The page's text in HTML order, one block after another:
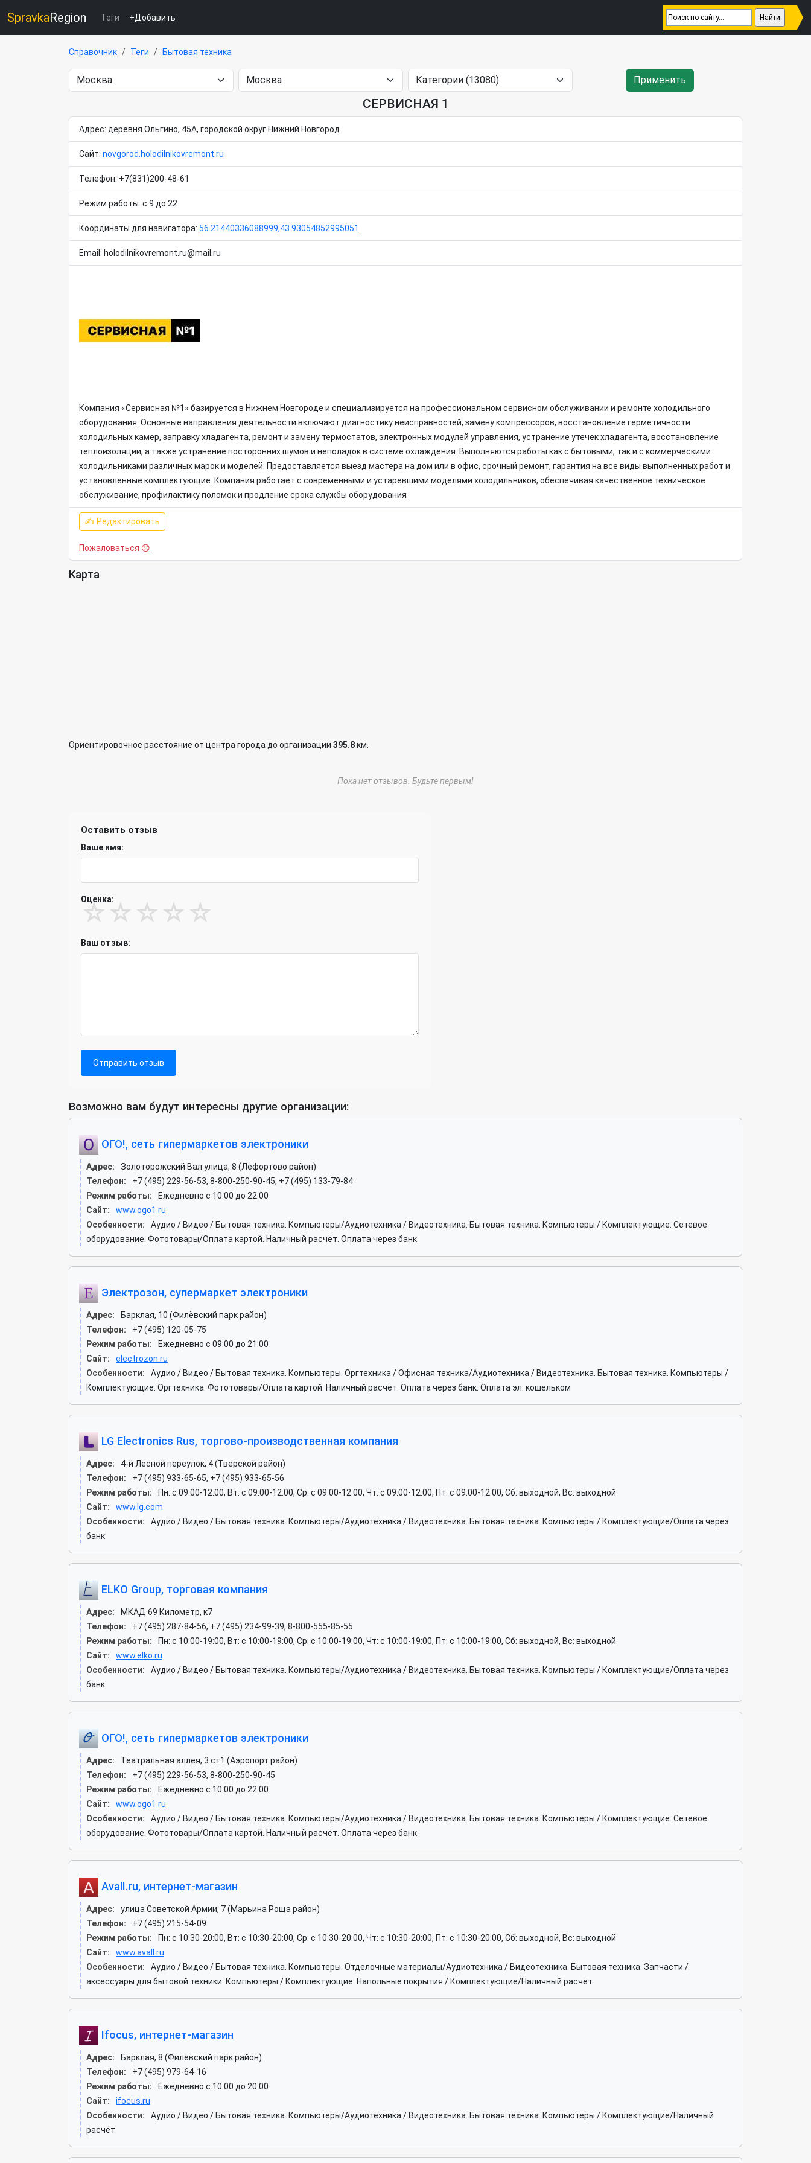
SpravkaRegion Теги +Добавить
Справочник Теги Бытовая техника
Применить
СЕРВИСНАЯ 1
Адрес: деревня Ольгино, 45А, городской округ Нижний Новгород
Сайт: novgorod.holodilnikovremont.ru
Телефон: +7(831)200-48-61
Режим работы: с 9 до 22
Координаты для навигатора: 56.21440336088999,43.93054852995051
Email: holodilnikovremont.ru@mail.ru
Компания «Сервисная №1» базируется в Нижнем Новгороде и специализируется на профессиональном сервисном обслуживании и ремонте холодильного
оборудования. Основные направления деятельности включают диагностику неисправностей, замену компрессоров, восстановление герметичности
холодильных камер, заправку хладагента, ремонт и замену термостатов, электронных модулей управления, устранение утечек хладагента, восстановление
теплоизоляции, а также устранение посторонних шумов и неполадок в системе охлаждения. Выполняются работы как с бытовыми, так и с коммерческими
холодильниками различных марок и моделей. Предоставляется выезд мастера на дом или в офис, срочный ремонт, гарантия на все виды выполненных работ и
установленные комплектующие. Компания работает с современными и устаревшими моделями холодильников, обеспечивая качественное техническое
обслуживание, профилактику поломок и продление срока службы оборудования
✍ Редактировать
Пожаловаться 😞
Карта
Ориентировочное расстояние от центра города до организации 395.8км.
Пока нет отзывов. Будьте первым!
Оставить отзыв
Ваше имя:
Оценка:
☆ ☆ ☆ ☆ ☆
Ваш отзыв:
Отправить отзыв
Возможно вам будут интересны другие организации:
ОГО!, сеть гипермаркетов электроники
Адрес:
Золоторожский Вал улица, 8 (Лефортово район)
Телефон:
+7 (495) 229-56-53, 8-800-250-90-45, +7 (495) 133-79-84
Режим работы:
Ежедневно с 10:00 до 22:00
Сайт:
www.ogo1.ru
Особенности:
Аудио / Видео / Бытовая техника. Компьютеры/Аудиотехника / Видеотехника. Бытовая техника. Компьютеры / Комплектующие. Сетевое
оборудование. Фототовары/Оплата картой. Наличный расчёт. Оплата через банк
Электрозон, супермаркет электроники
Адрес:
Барклая, 10 (Филёвский парк район)
Телефон:
+7 (495) 120-05-75
Режим работы:
Ежедневно с 09:00 до 21:00
Сайт:
electrozon.ru
Особенности:
Аудио / Видео / Бытовая техника. Компьютеры. Оргтехника / Офисная техника/Аудиотехника / Видеотехника. Бытовая техника. Компьютеры /
Комплектующие. Оргтехника. Фототовары/Оплата картой. Наличный расчёт. Оплата через банк. Оплата эл. кошельком
LG Electronics Rus, торгово-производственная компания
Адрес:
4-й Лесной переулок, 4 (Тверской район)
Телефон:
+7 (495) 933-65-65, +7 (495) 933-65-56
Режим работы:
Пн: c 09:00-12:00, Вт: c 09:00-12:00, Ср: c 09:00-12:00, Чт: c 09:00-12:00, Пт: c 09:00-12:00, Сб: выходной, Вс: выходной
Сайт:
www.lg.com
Особенности:
Аудио / Видео / Бытовая техника. Компьютеры/Аудиотехника / Видеотехника. Бытовая техника. Компьютеры / Комплектующие/Оплата через
банк
ELKO Group, торговая компания
Адрес:
МКАД 69 Километр, к7
Телефон:
+7 (495) 287-84-56, +7 (495) 234-99-39, 8-800-555-85-55
Режим работы:
Пн: c 10:00-19:00, Вт: c 10:00-19:00, Ср: c 10:00-19:00, Чт: c 10:00-19:00, Пт: c 10:00-19:00, Сб: выходной, Вс: выходной
Сайт:
www.elko.ru
Особенности:
Аудио / Видео / Бытовая техника. Компьютеры/Аудиотехника / Видеотехника. Бытовая техника. Компьютеры / Комплектующие/Оплата через
банк
ОГО!, сеть гипермаркетов электроники
Адрес:
Театральная аллея, 3 ст1 (Аэропорт район)
Телефон:
+7 (495) 229-56-53, 8-800-250-90-45
Режим работы:
Ежедневно с 10:00 до 22:00
Сайт:
www.ogo1.ru
Особенности:
Аудио / Видео / Бытовая техника. Компьютеры/Аудиотехника / Видеотехника. Бытовая техника. Компьютеры / Комплектующие. Сетевое
оборудование. Фототовары/Оплата картой. Наличный расчёт. Оплата через банк
Avall.ru, интернет-магазин
Адрес:
улица Советской Армии, 7 (Марьина Роща район)
Телефон:
+7 (495) 215-54-09
Режим работы:
Пн: c 10:30-20:00, Вт: c 10:30-20:00, Ср: c 10:30-20:00, Чт: c 10:30-20:00, Пт: c 10:30-20:00, Сб: выходной, Вс: выходной
Сайт:
www.avall.ru
Особенности:
Аудио / Видео / Бытовая техника. Компьютеры. Отделочные материалы/Аудиотехника / Видеотехника. Бытовая техника. Запчасти /
аксессуары для бытовой техники. Компьютеры / Комплектующие. Напольные покрытия / Комплектующие/Наличный расчёт
Ifocus, интернет-магазин
Адрес:
Барклая, 8 (Филёвский парк район)
Телефон:
+7 (495) 979-64-16
Режим работы:
Ежедневно с 10:00 до 20:00
Сайт:
ifocus.ru
Особенности:
Аудио / Видео / Бытовая техника. Компьютеры/Аудиотехника / Видеотехника. Бытовая техника. Компьютеры / Комплектующие/Наличный
расчёт